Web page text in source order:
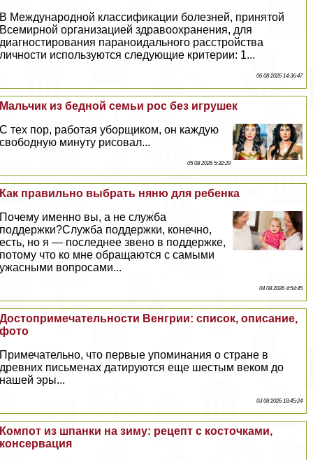
В Международной классификации болезней, принятой
Всемирной организацией здравоохранения, для
диагностирования параноидального расстройства
личности используются следующие критерии: 1...
06 08 2026 14:36:47
Мальчик из бедной семьи рос без игрушек
С тех пор, работая уборщиком, он каждую
свободную минуту рисовал...
05 08 2026 5:32:29
Как правильно выбрать няню для ребенка
Почему именно вы, а не служба
поддержки?Служба поддержки, конечно,
есть, но я — последнее звено в поддержке,
потому что ко мне обращаются с самыми
ужасными вопросами...
04 08 2026 4:54:45
Достопримечательности Венгрии: список, описание,
фото
Примечательно, что первые упоминания о стране в
древних письменах датируются еще шестым веком до
нашей эры...
03 08 2026 18:45:24
Компот из шпанки на зиму: рецепт с косточками,
консервация